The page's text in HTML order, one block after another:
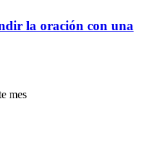
la oración con una
mes